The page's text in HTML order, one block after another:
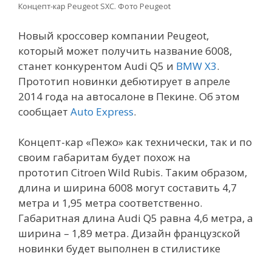
Концепт-кар Peugeot SXC. Фото Peugeot
Новый кроссовер компании Peugeot,
который может получить название 6008,
станет конкурентом Audi Q5 и BMW X3.
Прототип новинки дебютирует в апреле
2014 года на автосалоне в Пекине. Об этом
сообщает Auto Express.
Концепт-кар «Пежо» как технически, так и по
своим габаритам будет похож на
прототип Citroen Wild Rubis. Таким образом,
длина и ширина 6008 могут составить 4,7
метра и 1,95 метра соответственно.
Габаритная длина Audi Q5 равна 4,6 метра, а
ширина – 1,89 метра. Дизайн французской
новинки будет выполнен в стилистике